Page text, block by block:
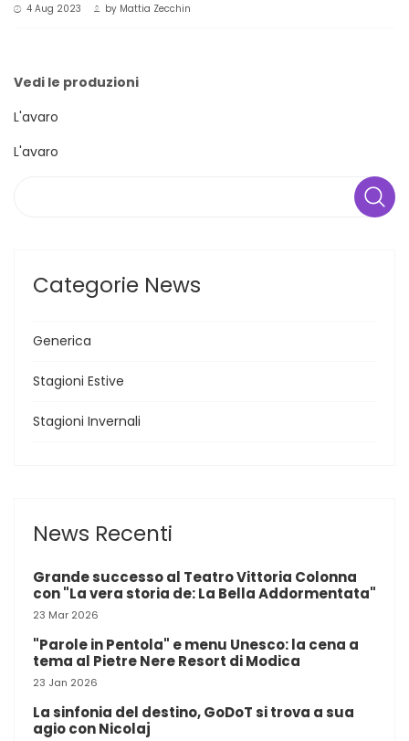
4 Aug 2023 by Mattia Zecchin
Vedi le produzioni
L'avaro
L'avaro
Categorie News
Generica
Stagioni Estive
Stagioni Invernali
News Recenti
Grande successo al Teatro Vittoria Colonna
con "La vera storia de: La Bella Addormentata"
23 Mar 2026
"Parole in Pentola" e menu Unesco: la cena a
tema al Pietre Nere Resort di Modica
23 Jan 2026
La sinfonia del destino, GoDoT si trova a sua
agio con Nicolaj